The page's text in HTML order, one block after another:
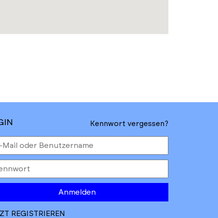
Kennwort vergessen?
Anmelden
REGISTRIEREN